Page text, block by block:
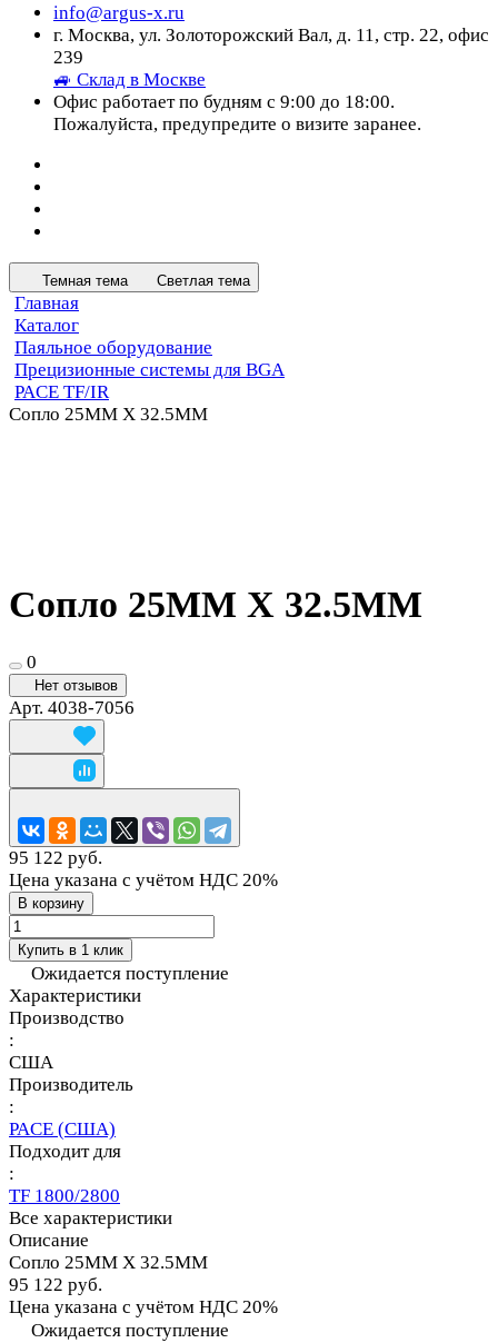
info@argus-x.ru
г. Москва, ул. Золоторожский Вал, д. 11, стр. 22, офис
239
🚙 Склад в Москве
Офис работает по будням с 9:00 до 18:00.
Пожалуйста, предупредите о визите заранее.
Темная тема Светлая тема
Главная
Каталог
Паяльное оборудование
Прецизионные системы для BGA
PACE TF/IR
Сопло 25MM X 32.5MM
Сопло 25MM X 32.5MM
0
Нет отзывов
Арт. 4038-7056
95 122 руб.
Цена указана с учётом НДС 20%
В корзину
Купить в 1 клик
Ожидается поступление
Характеристики
Производство
:
США
Производитель
:
PACE (США)
Подходит для
:
TF 1800/2800
Все характеристики
Описание
Сопло 25MM X 32.5MM
95 122 руб.
Цена указана с учётом НДС 20%
Ожидается поступление